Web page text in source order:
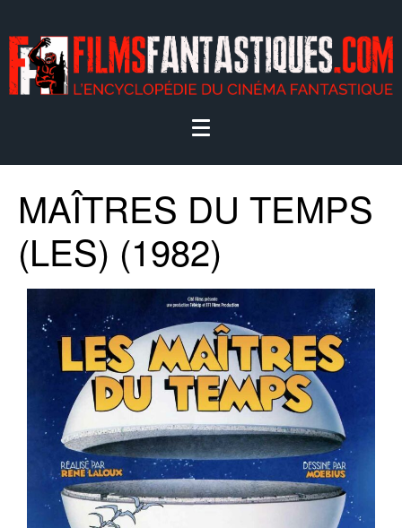
MAÎTRES DU TEMPS
(LES) (1982)